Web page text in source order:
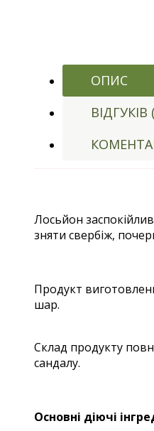
ОПИС
ВІДГУКІВ
Лосьйон
зняти свербіж,
Продукт
шар.
Склад продукту
сандалу.
Основні діючі